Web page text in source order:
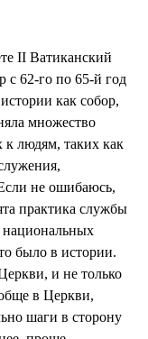
II Ватиканский
с 62-го по 65-й год
как собор,
множество
к людям, таких как
не ошибаюсь,
практика службы
национальных
было в истории.
и не только
в Церкви,
шаги в сторону